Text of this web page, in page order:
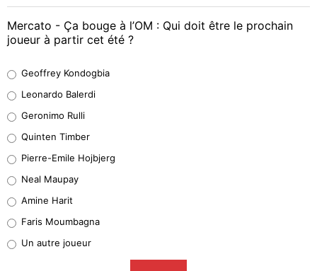
Mercato - Ça bouge à l’OM : Qui doit être le prochain
joueur à partir cet été ?
38%
32%
4%
1%
9%
Geoffrey Kondogbia
Leonardo Balerdi
Geronimo Rulli
Quinten Timber
Pierre-Emile Hojbjerg
Neal Maupay
Amine Harit
Faris Moumbagna
Un autre joueur